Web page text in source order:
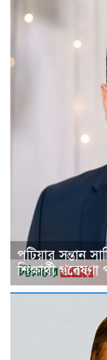
পটিয়ার সন্তান
শিক্ষার্থী